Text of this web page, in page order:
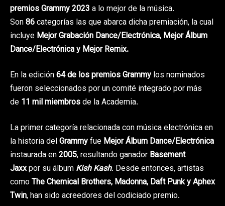
premios Grammy 2023 a lo mejor de la música.
Son86categorías las que abarca dicha premiación, la cual
incluye Mejor Grabación Dance/Electrónica, Mejor Álbum
Dance/Electrónica y Mejor Remix.
En la edición64 de los premios Grammy los nominados
fueron seleccionados por un comité integrado por más
de 11 mil miembrosde la Academia.
La primer categoría relacionada con música electrónica en
la historia delGrammyfue Mejor Álbum Dance/Electrónica
instaurada en2005, resultando ganador Basement
Jaxxpor su álbum Kish Kash. Desde entonces, artistas
comoThe Chemical Brothers, Madonna, Daft Punk y Aphex
Twin, han sido acreedores del codiciado premio.